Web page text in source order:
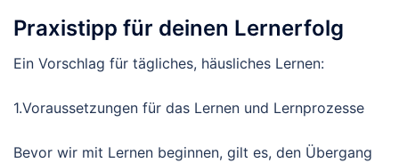
Praxistipp für deinen Lernerfolg
Ein Vorschlag für tägliches, häusliches Lernen:
1.Voraussetzungen für das Lernen und Lernprozesse
Bevor wir mit Lernen beginnen, gilt es, den Übergang